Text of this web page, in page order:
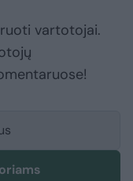
vartotojai.